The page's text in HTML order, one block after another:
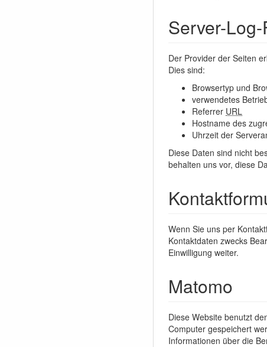
Server-
Der Provider der Seiten
Dies sind:
Browsertyp und
verwendetes
Referrer URL
Hostname des
Uhrzeit der
Diese Daten sind nicht
behalten uns vor, diese
Wenn Sie uns per
Kontaktdaten zwecks
Einwilligung weiter.
Matomo
Diese Website benutzt
Computer gespeichert
Informationen über die